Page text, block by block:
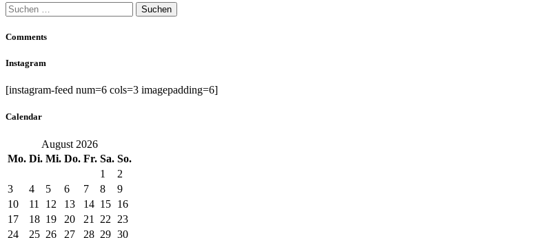
Suchen
nach:
Comments
Instagram
[instagram-feed num=6 cols=3 imagepadding=6]
Calendar
August 2026
Mo. Di. Mi. Do. Fr. Sa. So.
1
2
3
4 5 6 7 8
9
10
11 12 13 14 15 16
17
18 19 20 21 22
23
24
25 26 27 28 29 30